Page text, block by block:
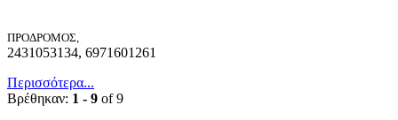
ΠΡΟΔΡΟΜΟΣ,
2431053134, 6971601261
Περισσότερα...
Βρέθηκαν: 1 - 9 of 9